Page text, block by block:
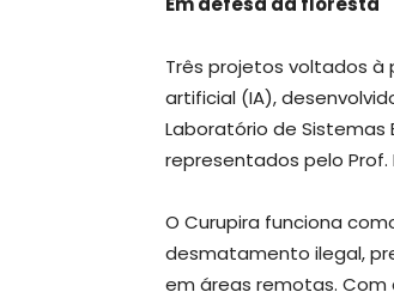
Três projetos voltados
artificial (IA),
Laboratório de Sistemas
representados pelo Prof.
O Curupira funciona
desmatamento ilegal,
em áreas remotas.